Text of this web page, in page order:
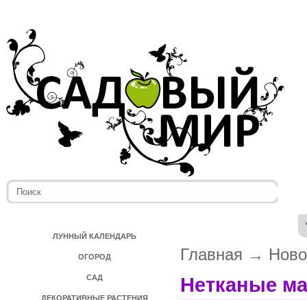
ЛУННЫЙ КАЛЕНДАРЬ
ОГОРОД
САД
ДЕКОРАТИВНЫЕ РАСТЕНИЯ
Главная →
Нетканые